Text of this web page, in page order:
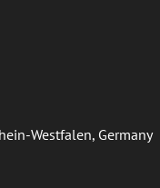
Westfalen, Germany